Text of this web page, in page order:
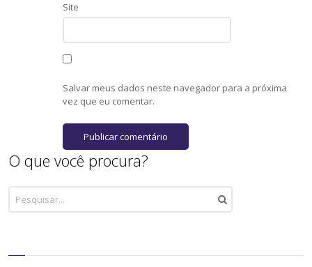
Site
Salvar meus dados neste navegador para a próxima
vez que eu comentar.
O que você procura?